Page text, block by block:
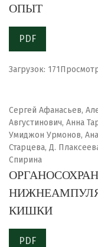
ОПЫТ
PDF
Загрузок: 171
Сергей Афанасьев,
Августинович, Анна
Умиджон Урмонов,
Старцева, Д.
Спирина
КИШКИ
PDF